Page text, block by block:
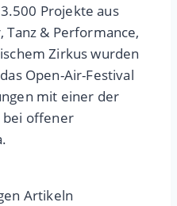
Projekte aus
Tanz & Performance,
Zirkus wurden
Open-Air-Festival
mit einer der
bei offener
Artikeln